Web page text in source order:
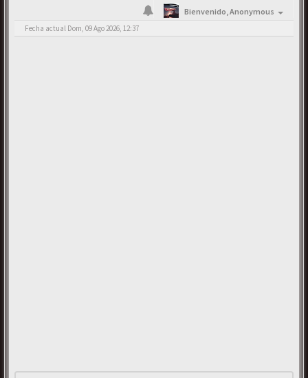
Bienvenido,Anonymous
Fecha actual Dom, 09 Ago 2026, 12:37